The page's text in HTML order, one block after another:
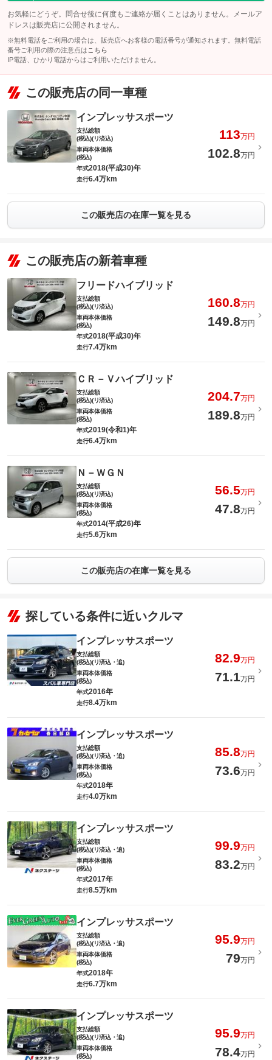
お気軽にどうぞ。問合せ後に何度もご連絡が届くことはありません。メールア
ドレスは販売店に公開されません。
※無料電話をご利用の場合は、販売店へお客様の電話番号が通知されます。無料電話
番号ご利用の際の注意点は こちら
IP電話、ひかり電話からはご利用いただけません。
この販売店の同一車種
インプレッサスポーツ
支払総額
(税込)(リ済込)
113万円
車両本体価格
(税込)
102.8万円
年式2018(平成30)年
走行6.4万km
この販売店の在庫一覧を見る
この販売店の新着車種
フリードハイブリッド
支払総額
(税込)(リ済込)
160.8万円
車両本体価格
(税込)
149.8万円
年式2018(平成30)年
走行7.4万km
ＣＲ－Ｖハイブリッド
支払総額
(税込)(リ済込)
204.7万円
車両本体価格
(税込)
189.8万円
年式2019(令和1)年
走行6.4万km
Ｎ－ＷＧＮ
支払総額
(税込)(リ済込)
56.5万円
車両本体価格
(税込)
47.8万円
年式2014(平成26)年
走行5.6万km
この販売店の在庫一覧を見る
探している条件に近いクルマ
インプレッサスポーツ
支払総額
(税込)(リ済込・追)
82.9万円
車両本体価格
(税込)
71.1万円
年式2016年
走行8.4万km
インプレッサスポーツ
支払総額
(税込)(リ済込・追)
85.8万円
車両本体価格
(税込)
73.6万円
年式2018年
走行4.0万km
インプレッサスポーツ
支払総額
(税込)(リ済込・追)
99.9万円
車両本体価格
(税込)
83.2万円
年式2017年
走行8.5万km
インプレッサスポーツ
支払総額
(税込)(リ済込・追)
95.9万円
車両本体価格
(税込)
79万円
年式2018年
走行6.7万km
インプレッサスポーツ
支払総額
(税込)(リ済込・追)
95.9万円
車両本体価格
(税込)
78.4万円